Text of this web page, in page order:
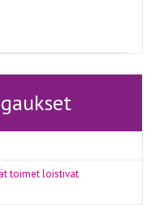
toimet loistivat